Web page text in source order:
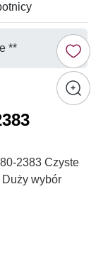
2383 Czyste
wybór